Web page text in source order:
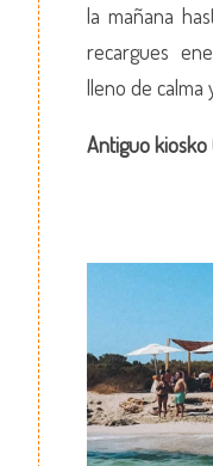
la mañana
recargues
lleno de calma
Antiguo kiosko